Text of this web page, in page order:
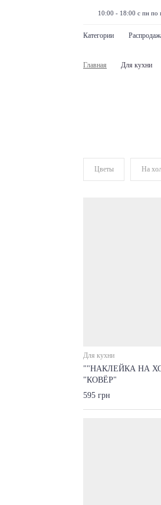
10:00 - 18:00 с пн по
Категории
Главная Для кухни
Цветы На
Для кухни
""НАКЛЕЙКА НА
"КОВЁР"
595 грн